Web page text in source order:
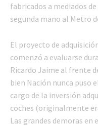
fabricados a mediados
segunda mano al Metro
El proyecto de
comenzó a evaluarse
Ricardo Jaime al frente
bien Nación nunca puso
cargo de la inversión
coches (originalmente
Las grandes demoras en